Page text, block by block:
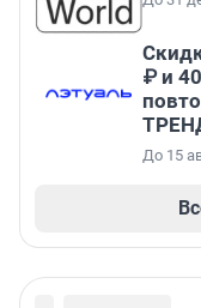
₽ и
До 15